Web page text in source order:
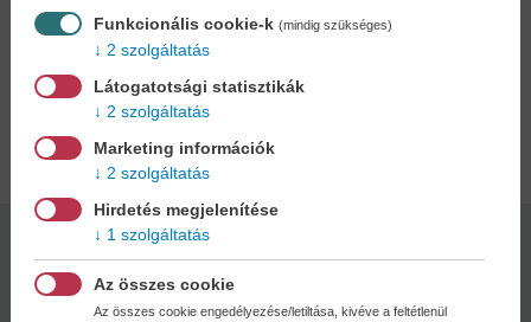
gyerekkori jóbarátját. Amikor átlépik a határokat, bizonytalanná
válik, hogy Gibsie és Claire barátsága túléli-e ezt. Valami többé
alakul-e, vagy elvesznek a vad világban?
Adatok
puha kötés
Funkcionális cookie-k (mindig szükséges)
2 szolgáltatás
Látogatotsági statisztikák
2 szolgáltatás
Marketing információk
2 szolgáltatás
Hirdetés megjelenítése
1 szolgáltatás
Az összes cookie
Az összes cookie engedélyezése/letiltása, kivéve a feltétlenül